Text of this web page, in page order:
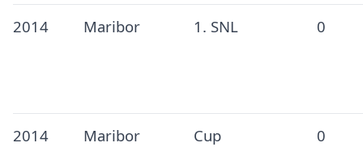
2014 Maribor 1. SNL 0
2014 Maribor Cup 0